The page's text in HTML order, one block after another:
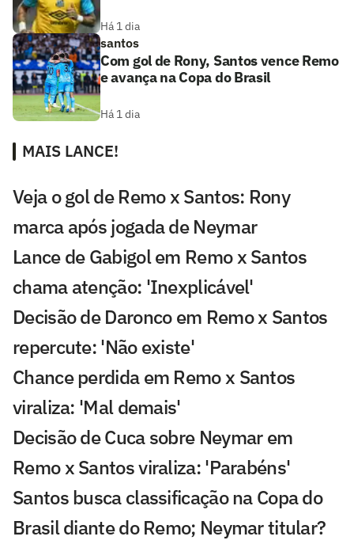
Há 1 dia
santos
Com gol de Rony, Santos vence Remo
e avança na Copa do Brasil
Há 1 dia
MAIS LANCE!
Veja o gol de Remo x Santos: Rony
marca após jogada de Neymar
Lance de Gabigol em Remo x Santos
chama atenção: 'Inexplicável'
Decisão de Daronco em Remo x Santos
repercute: 'Não existe'
Chance perdida em Remo x Santos
viraliza: 'Mal demais'
Decisão de Cuca sobre Neymar em
Remo x Santos viraliza: 'Parabéns'
Santos busca classificação na Copa do
Brasil diante do Remo; Neymar titular?